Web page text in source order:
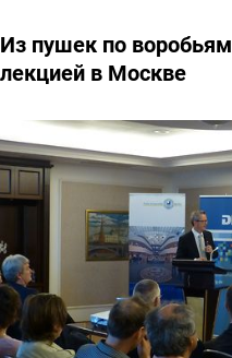
Из пушек по
лекцией в Москве